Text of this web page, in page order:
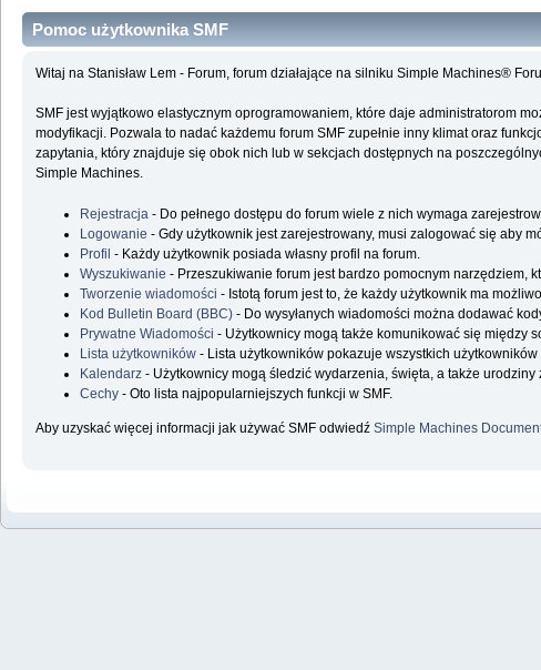
Pomoc użytkownika SMF
Witaj na Stanisław Lem - Forum, forum działające na silniku Simple Machines®
SMF jest wyjątkowo elastycznym oprogramowaniem, które daje administratorom
modyfikacji. Pozwala to nadać każdemu forum SMF zupełnie inny klimat oraz
zapytania, który znajduje się obok nich lub w sekcjach dostępnych na
Simple Machines.
Rejestracja - Do pełnego dostępu do forum wiele z nich wymaga
Logowanie - Gdy użytkownik jest zarejestrowany, musi zalogować się aby
Profil - Każdy użytkownik posiada własny profil na forum.
Wyszukiwanie - Przeszukiwanie forum jest bardzo pomocnym narzędziem,
Tworzenie wiadomości - Istotą forum jest to, że każdy użytkownik ma
Kod Bulletin Board (BBC) - Do wysyłanych wiadomości można dodawać
Prywatne Wiadomości - Użytkownicy mogą także komunikować się między
Lista użytkowników - Lista użytkowników pokazuje wszystkich
Kalendarz - Użytkownicy mogą śledzić wydarzenia, święta, a także
Cechy - Oto lista najpopularniejszych funkcji w SMF.
Aby uzyskać więcej informacji jak używać SMF odwiedźSimple Machines